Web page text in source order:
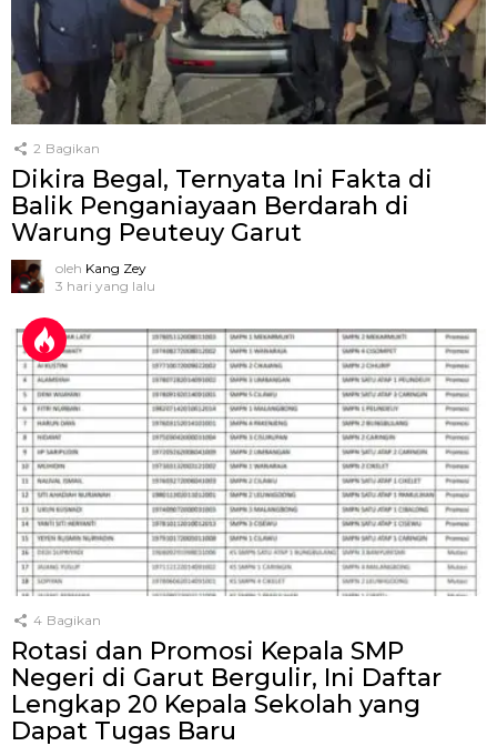
2 Bagikan
Dikira Begal, Ternyata Ini Fakta di
Balik Penganiayaan Berdarah di
Warung Peuteuy Garut
oleh Kang Zey
3 hari yang lalu
4 Bagikan
Rotasi dan Promosi Kepala SMP
Negeri di Garut Bergulir, Ini Daftar
Lengkap 20 Kepala Sekolah yang
Dapat Tugas Baru